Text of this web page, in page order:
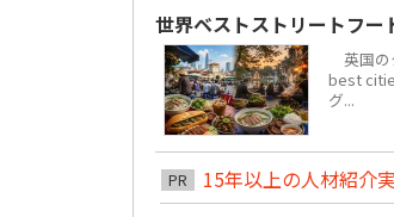
世界ベストストリートフ
英国の
best
グ...
PR 15年以上の人材紹介